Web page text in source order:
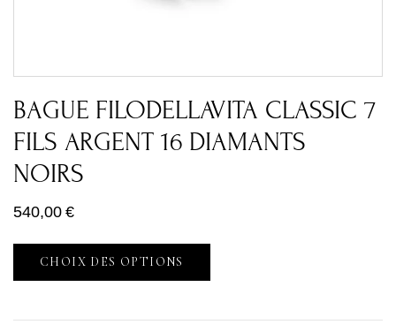
BAGUE FILODELLAVITA CLASSIC 7
FILS ARGENT 16 DIAMANTS
NOIRS
540,00€
CHOIX DES OPTIONS